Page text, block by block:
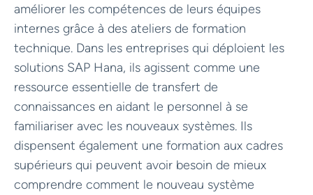
améliorer les compétences de leurs équipes
internes grâce à des ateliers de formation
technique. Dans les entreprises qui déploient les
solutions SAP Hana, ils agissent comme une
ressource essentielle de transfert de
connaissances en aidant le personnel à se
familiariser avec les nouveaux systèmes. Ils
dispensent également une formation aux cadres
supérieurs qui peuvent avoir besoin de mieux
comprendre comment le nouveau système